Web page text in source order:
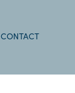
CONTACT